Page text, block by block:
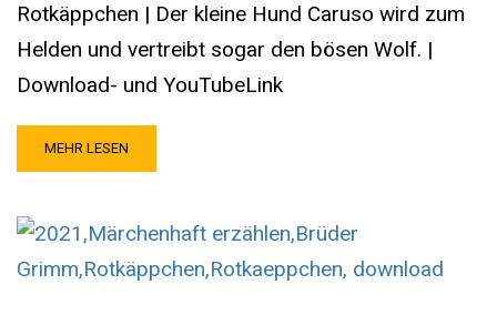
Rotkäppchen | Der kleine Hund Caruso wird zum
Helden und vertreibt sogar den bösen Wolf. |
Download- und YouTubeLink
MEHR LESEN